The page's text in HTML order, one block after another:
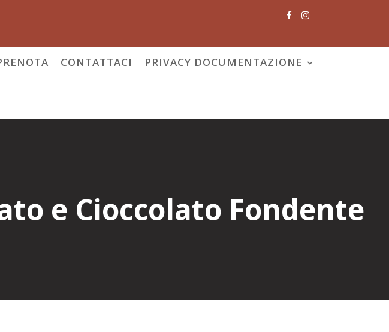
CONTATTACI PRIVACY DOCUMENTAZIONE
e Cioccolato Fondente